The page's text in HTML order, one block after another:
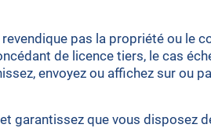
pas la propriété ou le
de licence tiers, le cas
envoyez ou affichez sur ou
garantissez que vous disposez